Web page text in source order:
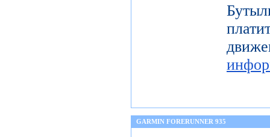
GARMIN FORERUNNER 935